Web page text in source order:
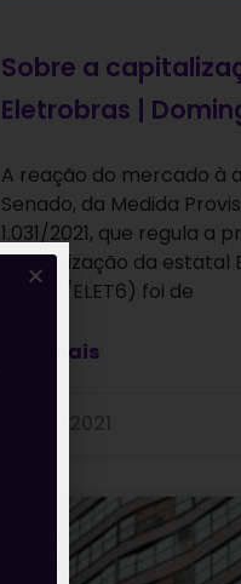
Sobre a
Eletrobras |
A reação do mercado à
Senado, da Medida
1.031/2021, que regula a
capitalização da estatal
(ELET3/ELET6) foi de
Leia mais